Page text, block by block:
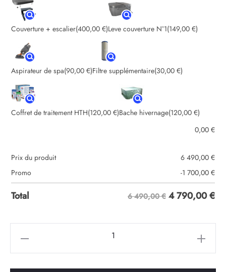
Couverture + escalier(400,00 €)Leve couverture N°1(149,00 €)
Aspirateur de spa(90,00 €)Filtre supplémentaire(30,00 €)
Coffret de traitement HTH(120,00 €)Bache hivernage(120,00 €)
0,00 €
Prix du produit 6 490,00 €
Promo
-1 700,00 €
Total 6 490,00 € 4 790,00€